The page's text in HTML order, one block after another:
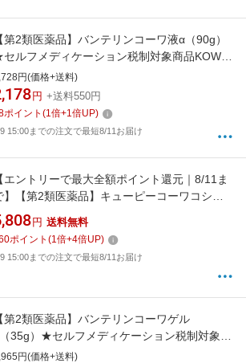
【第2類医薬品】バンテリンコーワ液α（90g）
ルフメディケーション税制対象商品KOWA
興和円(価格+送料)
円 +送料550円
ポイント (1倍+1倍UP)
15:00までの注文で最短8/11お届け
【エントリーで最大全額ポイント還元｜8/11ま
】【第2類医薬品】キューピーコーワコシテ
ター（120錠） KOWA｜興和
円 送料無料
ポイント (1倍+4倍UP)
15:00までの注文で最短8/11お届け
【第2類医薬品】バンテリンコーワゲル
35g）★セルフメディケーション税制対象商
KOWA｜興和
円(価格+送料)